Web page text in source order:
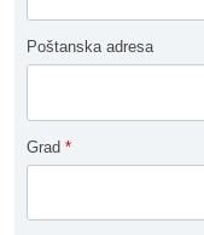
Poštanska adresa
Grad *